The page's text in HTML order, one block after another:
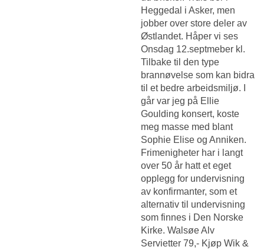
Heggedal i Asker, men
jobber over store deler av
Østlandet. Håper vi ses
Onsdag 12.septmeber kl.
Tilbake til den type
brannøvelse som kan bidra
til et bedre arbeidsmiljø. I
går var jeg på Ellie
Goulding konsert, koste
meg masse med blant
Sophie Elise og Anniken.
Frimenigheter har i langt
over 50 år hatt et eget
opplegg for undervisning
av konfirmanter, som et
alternativ til undervisning
som finnes i Den Norske
Kirke. Walsøe Alv
Servietter 79,- Kjøp Wik &